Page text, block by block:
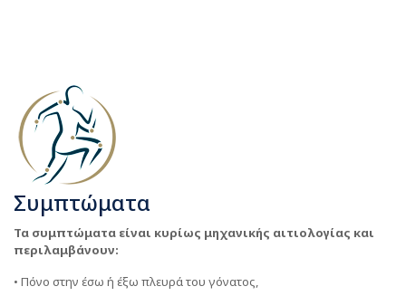
Συμπτώματα
Τα συμπτώματα είναι κυρίως μηχανικής αιτιολογίας και
περιλαμβάνουν:
• Πόνο στην έσω ή έξω πλευρά του γόνατος,